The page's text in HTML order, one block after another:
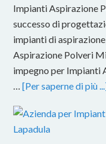
Impianti Aspirazione
successo di
impianti di
Aspirazione Polveri
impegno per Impianti
…[Per saperne di più